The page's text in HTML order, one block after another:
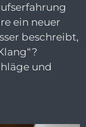
ein neuer
beschreibt,
und